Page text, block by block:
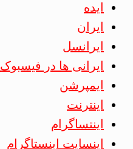
ایده
ایران
ایرانسل
ایرانی ها در فیسبوک
ایمپرشن
اینترنت
اینتساگرام
اینسایت اینستاگرام